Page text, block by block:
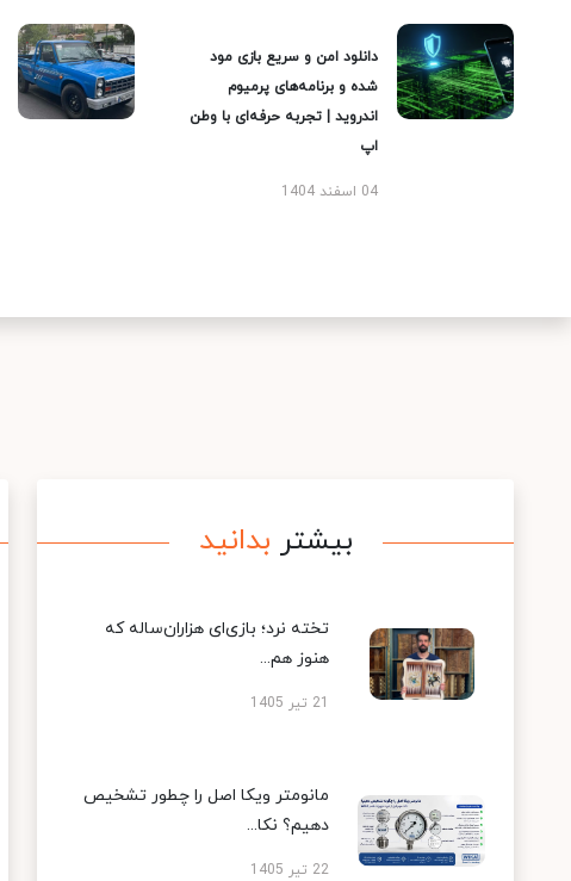
دانلود امن و سریع بازی مود
شده و برنامه‌های پرمیوم
اندروید | تجربه حرفه‌ای با وطن
اپ
04 اسفند 1404
بیشتر بدانید
تخته نرد؛ بازی‌ای هزاران‌ساله که
هنوز هم...
21 تیر 1405
مانومتر ویکا اصل را چطور تشخیص
دهیم؟ نکا...
22 تیر 1405